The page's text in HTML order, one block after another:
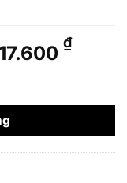
₫.
₫Giá
là:
số lượng